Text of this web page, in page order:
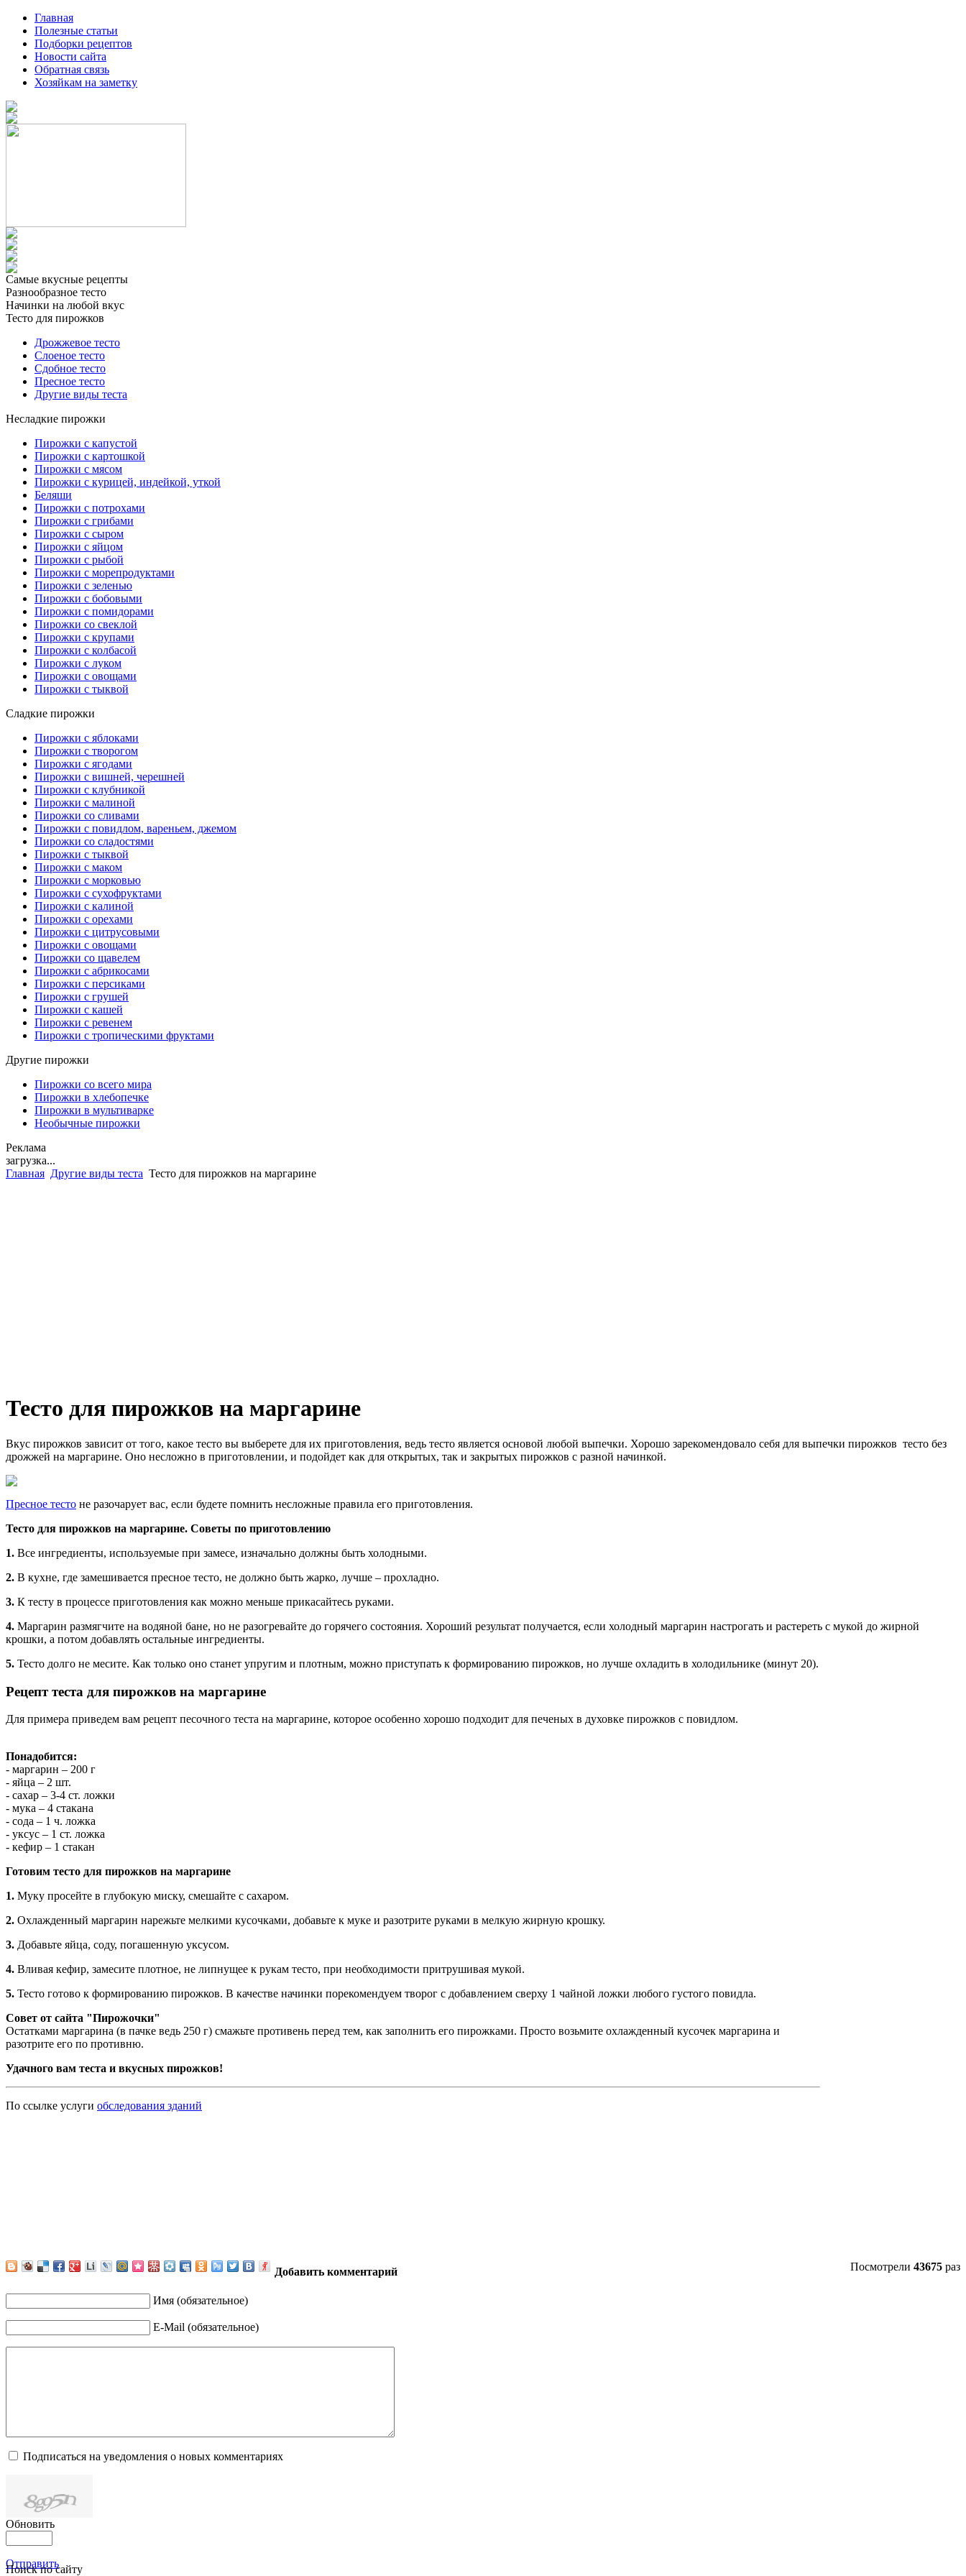
Главная
Полезные статьи
Подборки рецептов
Новости сайта
Обратная связь
Хозяйкам на заметку
Самые вкусные рецепты
Разнообразное тесто
Начинки на любой вкус
Тесто для пирожков
Дрожжевое тесто
Слоеное тесто
Сдобное тесто
Пресное тесто
Другие виды теста
Несладкие пирожки
Пирожки с капустой
Пирожки с картошкой
Пирожки с мясом
Пирожки с курицей, индейкой, уткой
Беляши
Пирожки с потрохами
Пирожки с грибами
Пирожки с сыром
Пирожки с яйцом
Пирожки с рыбой
Пирожки с морепродуктами
Пирожки с зеленью
Пирожки с бобовыми
Пирожки с помидорами
Пирожки со свеклой
Пирожки с крупами
Пирожки с колбасой
Пирожки с луком
Пирожки с овощами
Пирожки с тыквой
Сладкие пирожки
Пирожки с яблоками
Пирожки с творогом
Пирожки с ягодами
Пирожки с вишней, черешней
Пирожки с клубникой
Пирожки с малиной
Пирожки со сливами
Пирожки с повидлом, вареньем, джемом
Пирожки со сладостями
Пирожки с тыквой
Пирожки с маком
Пирожки с морковью
Пирожки с сухофруктами
Пирожки с калиной
Пирожки с орехами
Пирожки с цитрусовыми
Пирожки с овощами
Пирожки со щавелем
Пирожки с абрикосами
Пирожки с персиками
Пирожки с грушей
Пирожки с кашей
Пирожки с ревенем
Пирожки с тропическими фруктами
Другие пирожки
Пирожки со всего мира
Пирожки в хлебопечке
Пирожки в мультиварке
Необычные пирожки
Реклама
загрузка...
Главная Другие виды теста Тесто для пирожков на маргарине
Тесто для пирожков на маргарине
Вкус пирожков зависит от того, какое тесто вы выберете для их приготовления, ведь тесто является основой любой выпечки. Хорошо зарекомендовало себя для выпечки пирожков тесто без
дрожжей на маргарине. Оно несложно в приготовлении, и подойдет как для открытых, так и закрытых пирожков с разной начинкой.
Пресное тесто не разочарует вас, если будете помнить несложные правила его приготовления.
Тесто для пирожков на маргарине. Советы по приготовлению
1. Все ингредиенты, используемые при замесе, изначально должны быть холодными.
2. В кухне, где замешивается пресное тесто, не должно быть жарко, лучше – прохладно.
3. К тесту в процессе приготовления как можно меньше прикасайтесь руками.
4. Маргарин размягчите на водяной бане, но не разогревайте до горячего состояния. Хороший результат получается, если холодный маргарин настрогать и растереть с мукой до жирной
крошки, а потом добавлять остальные ингредиенты.
5. Тесто долго не месите. Как только оно станет упругим и плотным, можно приступать к формированию пирожков, но лучше охладить в холодильнике (минут 20).
Рецепт теста для пирожков на маргарине
Для примера приведем вам рецепт песочного теста на маргарине, которое особенно хорошо подходит для печеных в духовке пирожков с повидлом.
Понадобится:
- маргарин – 200 г
- яйца – 2 шт.
- сахар – 3-4 ст. ложки
- мука – 4 стакана
- сода – 1 ч. ложка
- уксус – 1 ст. ложка
- кефир – 1 стакан
Готовим тесто для пирожков на маргарине
1. Муку просейте в глубокую миску, смешайте с сахаром.
2. Охлажденный маргарин нарежьте мелкими кусочками, добавьте к муке и разотрите руками в мелкую жирную крошку.
3. Добавьте яйца, соду, погашенную уксусом.
4. Вливая кефир, замесите плотное, не липнущее к рукам тесто, при необходимости притрушивая мукой.
5. Тесто готово к формированию пирожков. В качестве начинки порекомендуем творог с добавлением сверху 1 чайной ложки любого густого повидла.
Совет от сайта "Пирожочки"
Остатками маргарина (в пачке ведь 250 г) смажьте противень перед тем, как заполнить его пирожками. Просто возьмите охлажденный кусочек маргарина и
разотрите его по противню.
Удачного вам теста и вкусных пирожков!
По ссылке услуги обследования зданий
Посмотрели 43675 раз
Добавить комментарий
Имя (обязательное)
E-Mail (обязательное)
Подписаться на уведомления о новых комментариях
Обновить
Отправить
Поиск по сайту